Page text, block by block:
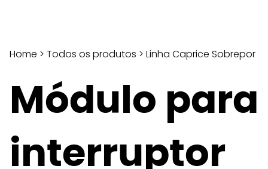
Home > Todos os produtos > Linha Caprice Sobrepor
Módulo para
interruptor